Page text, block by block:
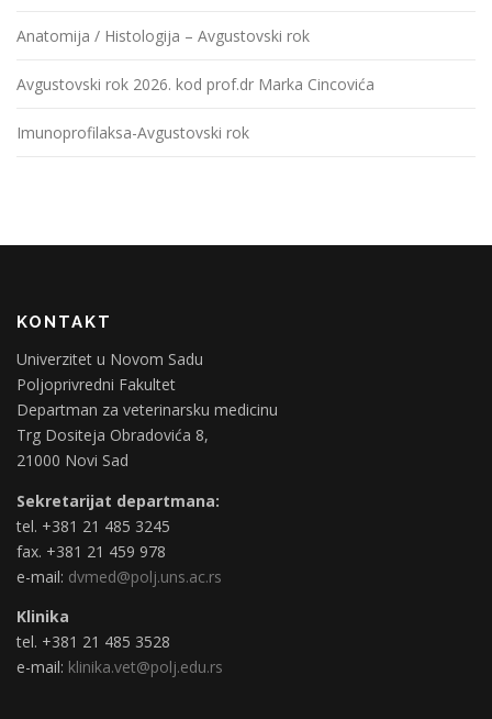
Anatomija / Histologija – Avgustovski rok
Avgustovski rok 2026. kod prof.dr Marka Cincovića
Imunoprofilaksa-Avgustovski rok
KONTAKT
Univerzitet u Novom Sadu
Poljoprivredni Fakultet
Departman za veterinarsku medicinu
Trg Dositeja Obradovića 8,
21000 Novi Sad
Sekretarijat departmana:
tel. +381 21 485 3245
fax. +381 21 459 978
e-mail: dvmed@polj.uns.ac.rs
Klinika
tel. +381 21 485 3528
e-mail: klinika.vet@polj.edu.rs